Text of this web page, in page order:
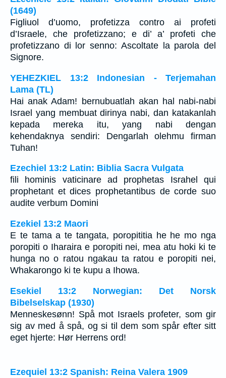
(1649)
Figliuol d’uomo, profetizza contro ai profeti
d’Israele, che profetizzano; e di’ a’ profeti che
profetizzano di lor senno: Ascoltate la parola del
Signore.
YEHEZKIEL 13:2 Indonesian - Terjemahan
Lama (TL)
Hai anak Adam! bernubuatlah akan hal nabi-nabi
Israel yang membuat dirinya nabi, dan katakanlah
kepada mereka itu, yang nabi dengan
kehendaknya sendiri: Dengarlah olehmu firman
Tuhan!
Ezechiel 13:2 Latin: Biblia Sacra Vulgata
fili hominis vaticinare ad prophetas Israhel qui
prophetant et dices prophetantibus de corde suo
audite verbum Domini
Ezekiel 13:2 Maori
E te tama a te tangata, poropititia he he mo nga
poropiti o Iharaira e poropiti nei, mea atu hoki ki te
hunga no o ratou ngakau ta ratou e poropiti nei,
Whakarongo ki te kupu a Ihowa.
Esekiel 13:2 Norwegian: Det Norsk
Bibelselskap (1930)
Menneskesønn! Spå mot Israels profeter, som gir
sig av med å spå, og si til dem som spår efter sitt
eget hjerte: Hør Herrens ord!
Ezequiel 13:2 Spanish: Reina Valera 1909